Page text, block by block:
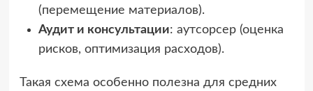
(перемещение материалов).
Аудит и консультации: аутсорсер (оценка
рисков, оптимизация расходов).
Такая схема особенно полезна для средних